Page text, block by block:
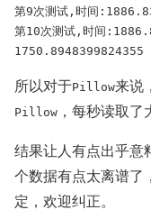
第9次测试,时间
第10次测试,时间
1750.8948399824355
所以对于Pillow来说
Pillow ，每秒读取了
结果让人有点出乎意
个数据有点太离谱了
定，欢迎纠正。